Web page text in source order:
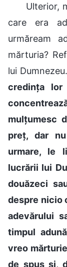
Ulterior,
care era
urmăream
mărturia?
lui
credința lor
mulțumesc
preț, dar
urmare, le
lucrării lui
douăzeci
despre nicio
adevărului
timpul
vreo
de spus și,